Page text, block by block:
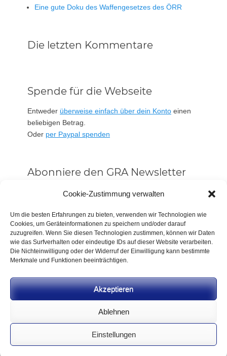
Cookie-Zustimmung verwalten
Um die besten Erfahrungen zu bieten, verwenden wir Technologien wie
Cookies, um Geräteinformationen zu speichern und/oder darauf
zuzugreifen. Wenn Sie diesen Technologien zustimmen, können wir Daten
wie das Surfverhalten oder eindeutige IDs auf dieser Website verarbeiten.
Die Nichteinwilligung oder der Widerruf der Einwilligung kann bestimmte
Merkmale und Funktionen beeinträchtigen.
Akzeptieren
Ablehnen
Einstellungen
Eine gute Doku des Waffengesetzes des ÖRR
Die letzten Kommentare
Spende für die Webseite
Entweder überweise einfach über dein Konto einen
beliebigen Betrag.
Oder per Paypal spenden
Abonniere den GRA Newsletter
Vorname oder ganzer Name
Email
Alle Neuigkeiten sofort
Datenschutzerklärung.